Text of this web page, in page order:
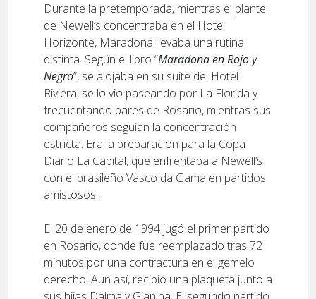
Durante la pretemporada, mientras el plantel
de Newell’s concentraba en el Hotel
Horizonte, Maradona llevaba una rutina
distinta. Según el libro “Maradona en Rojo y
Negro”, se alojaba en su suite del Hotel
Riviera, se lo vio paseando por La Florida y
frecuentando bares de Rosario, mientras sus
compañeros seguían la concentración
estricta. Era la preparación para la Copa
Diario La Capital, que enfrentaba a Newell’s
con el brasileño Vasco da Gama en partidos
amistosos.
El 20 de enero de 1994 jugó el primer partido
en Rosario, donde fue reemplazado tras 72
minutos por una contractura en el gemelo
derecho. Aun así, recibió una plaqueta junto a